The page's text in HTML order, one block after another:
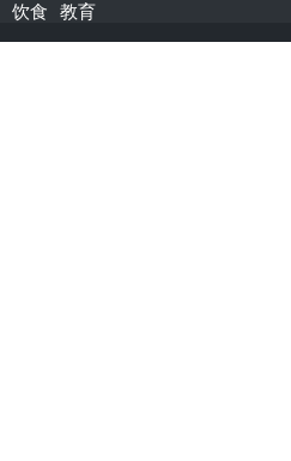
饮食 教育